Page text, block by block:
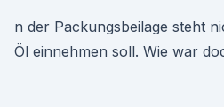
n der Packungsbeilage steht
Öl einnehmen soll. Wie war